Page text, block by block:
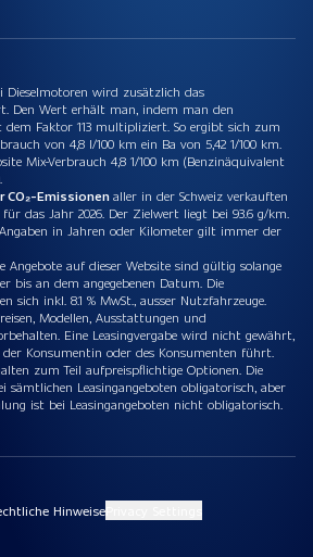
Dieselmotoren wird zusätzlich das
Den Wert erhält man, indem man den
dem Faktor 113 multipliziert. So ergibt sich zum
von 4,8 l/100 km ein Ba von 5,42 1/100 km.
Mix-Verbrauch 4,8 1/100 km (Benzinäquivalent
CO₂-Emissionenaller in der Schweiz verkauften
für das Jahr 2026. Der Zielwert liegt bei 93.6 g/km.
in Jahren oder Kilometer gilt immer der
Angebote auf dieser Website sind gültig solange
bis an dem angegebenen Datum. Die
sich inkl. 8.1 % MwSt., ausser Nutzfahrzeuge.
Modellen, Ausstattungen und
Eine Leasingvergabe wird nicht gewährt,
Konsumentin oder des Konsumenten führt.
zum Teil aufpreispflichtige Optionen. Die
sämtlichen Leasingangeboten obligatorisch, aber
ist bei Leasingangeboten nicht obligatorisch.
Hinweise